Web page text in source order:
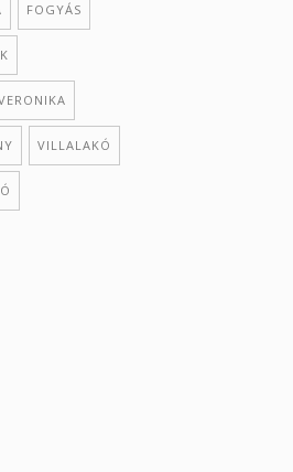
FOGYÁS
VILLALAKÓ